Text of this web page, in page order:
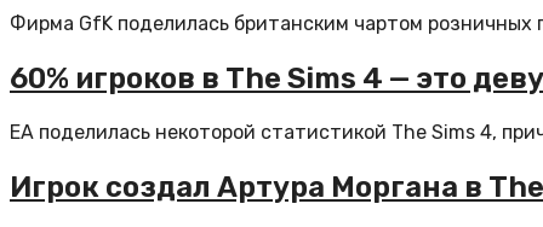
Фирма GfK поделилась британским чартом
60% игроков в The Sims 4 — это
EA поделилась некоторой статистикой The Sims 4,
Игрок создал Артура Моргана в